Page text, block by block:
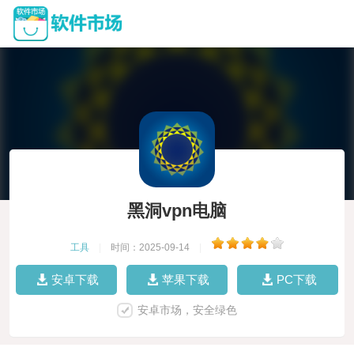
黑洞vpn电脑
工具 时间：2025-09-14
安卓下载 苹果下载 PC下载
安卓市场，安全绿色